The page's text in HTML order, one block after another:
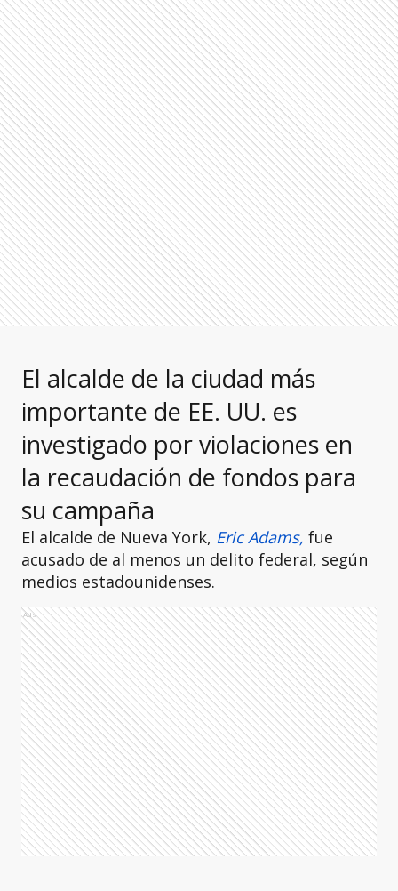
El alcalde de la ciudad más
importante de EE. UU. es
investigado por violaciones en
la recaudación de fondos para
su campaña
El alcalde de Nueva York, Eric Adams, fue
acusado de al menos un delito federal, según
medios estadounidenses.
Ads